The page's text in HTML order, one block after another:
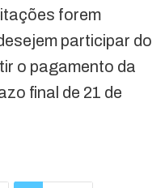
forem
participar do
o pagamento da
final de 21 de